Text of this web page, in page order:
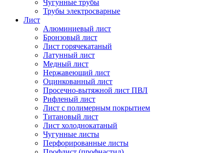
Чугунные трубы
Трубы электросварные
Лист
Алюминиевый лист
Бронзовый лист
Лист горячекатаный
Латунный лист
Медный лист
Нержавеющий лист
Оцинкованный лист
Просечно-вытяжной лист ПВЛ
Рифленый лист
Лист с полимерным покрытием
Титановый лист
Лист холоднокатаный
Чугунные листы
Перфорированные листы